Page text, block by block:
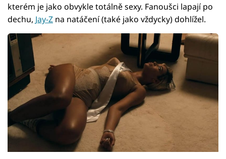
kterém je jako obvykle totálně sexy. Fanoušci lapají po
dechu, Jay-Z na natáčení (také jako vždycky) dohlížel.